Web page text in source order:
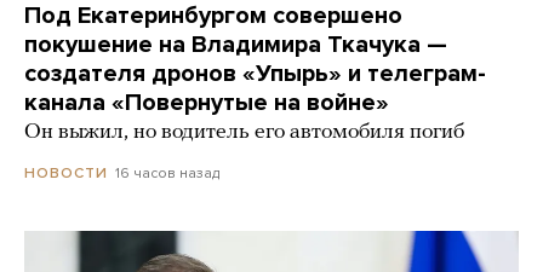
Под Екатеринбургом совершено
покушение на Владимира Ткачука —
создателя дронов «Упырь» и телеграм-
канала «Повернутые на войне»
Он выжил, но водитель его автомобиля погиб
НОВОСТИ 16 часов назад